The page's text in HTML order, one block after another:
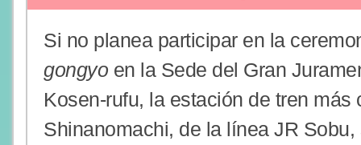
Si no planea participar en la
gongyo en la Sede del Gran
Kosen-rufu, la estación de tren más
Shinanomachi, de la línea JR Sobu,